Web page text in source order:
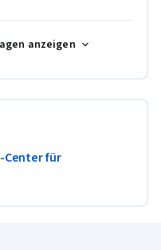
anzeigen
Center für